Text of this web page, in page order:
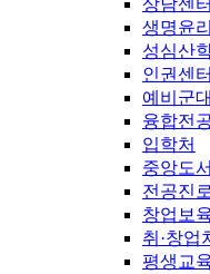
상담센터
생명윤
성심산
인권센
예비군
융합전
입학처
중앙도
전공진
창업보
취·창업
평생교